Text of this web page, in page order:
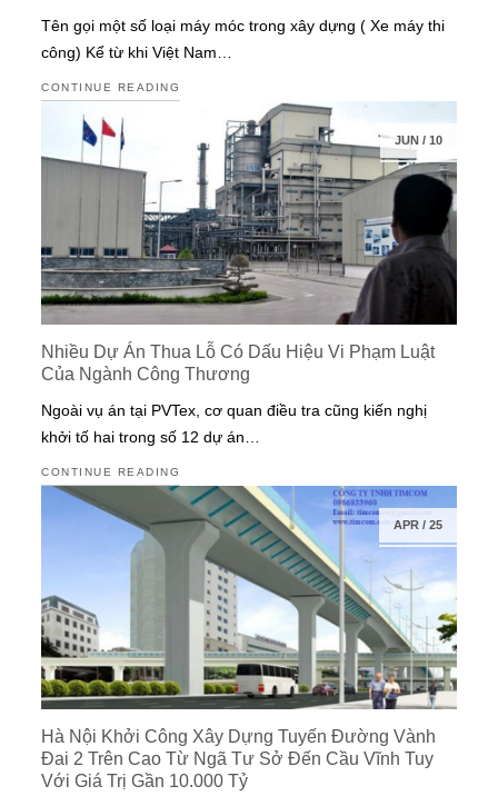
Tên gọi một số loại máy móc trong xây dựng ( Xe máy thi
công) Kể từ khi Việt Nam…
CONTINUE READING
JUN/ 10
Nhiều Dự Án Thua Lỗ Có Dấu Hiệu Vi Phạm Luật
Của Ngành Công Thương
Ngoài vụ án tại PVTex, cơ quan điều tra cũng kiến nghị
khởi tố hai trong số 12 dự án…
CONTINUE READING
APR/ 25
Hà Nội Khởi Công Xây Dựng Tuyến Đường Vành
Đai 2 Trên Cao Từ Ngã Tư Sở Đến Cầu Vĩnh Tuy
Với Giá Trị Gần 10.000 Tỷ